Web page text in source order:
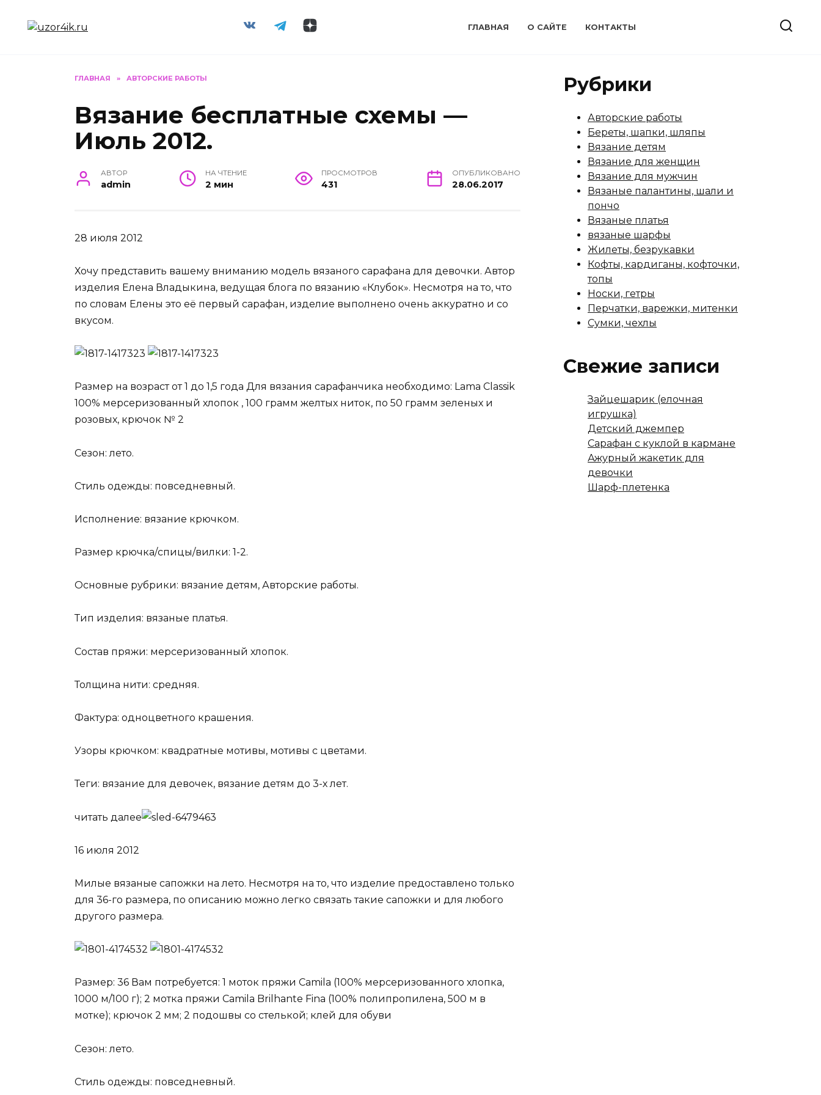
содержанию
ГЛАВНАЯ О САЙТЕ КОНТАКТЫ
ГЛАВНАЯ » АВТОРСКИЕ РАБОТЫ
Вязание бесплатные схемы —
Июль 2012.
АВТОР
admin
НА ЧТЕНИЕ
2 мин
ПРОСМОТРОВ
431
ОПУБЛИКОВАНО
28.06.2017
28 июля 2012
Хочу представить вашему вниманию модель вязаного сарафана для девочки. Автор
изделия Елена Владыкина, ведущая блога по вязанию «Клубок». Несмотря на то, что
по словам Елены это её первый сарафан, изделие выполнено очень аккуратно и со
вкусом.
Размер на возраст от 1 до 1,5 года Для вязания сарафанчика необходимо: Lama Classik
100% мерсеризованный хлопок , 100 грамм желтых ниток, по 50 грамм зеленых и
розовых, крючок № 2
Сезон: лето.
Стиль одежды: повседневный.
Исполнение: вязание крючком.
Размер крючка/спицы/вилки: 1-2.
Основные рубрики: вязание детям, Авторские работы.
Тип изделия: вязаные платья.
Состав пряжи: мерсеризованный хлопок.
Толщина нити: средняя.
Фактура: одноцветного крашения.
Узоры крючком: квадратные мотивы, мотивы с цветами.
Теги: вязание для девочек, вязание детям до 3-х лет.
читать далее
16 июля 2012
Милые вязаные сапожки на лето. Несмотря на то, что изделие предоставлено только
для 36-го размера, по описанию можно легко связать такие сапожки и для любого
другого размера.
Размер: 36 Вам потребуется: 1 моток пряжи Camila (100% мерсеризованного хлопка,
1000 м/100 г); 2 мотка пряжи Camila Brilhante Fina (100% полипропилена, 500 м в
мотке); крючок 2 мм; 2 подошвы со стелькой; клей для обуви
Сезон: лето.
Стиль одежды: повседневный.
Рубрики
Авторские работы
Береты, шапки, шляпы
Вязание детям
Вязание для женщин
Вязание для мужчин
Вязаные палантины, шали и
пончо
Вязаные платья
вязаные шарфы
Жилеты, безрукавки
Кофты, кардиганы, кофточки,
топы
Носки, гетры
Перчатки, варежки, митенки
Сумки, чехлы
Свежие записи
Зайцешарик (елочная
игрушка)
Детский джемпер
Сарафан с куклой в кармане
Ажурный жакетик для
девочки
Шарф-плетенка